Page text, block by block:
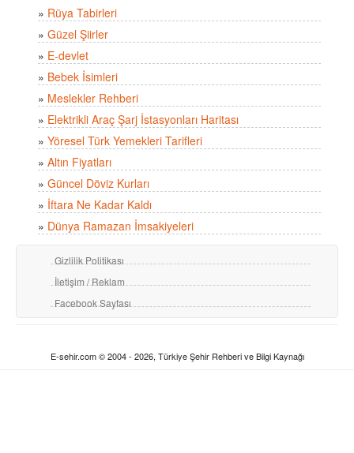
» Rüya Tabirleri
» Güzel Şiirler
» E-devlet
» Bebek İsimleri
» Meslekler Rehberi
» Elektrikli Araç Şarj İstasyonları Haritası
» Yöresel Türk Yemekleri Tarifleri
» Altın Fiyatları
» Güncel Döviz Kurları
» İftara Ne Kadar Kaldı
» Dünya Ramazan İmsakiyeleri
Gizlilik Politikası
İletişim / Reklam
Facebook Sayfası
E-sehir.com © 2004 - 2026, Türkiye Şehir Rehberi ve Bilgi Kaynağı